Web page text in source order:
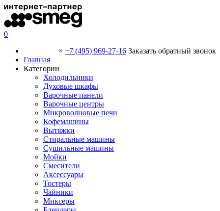
0
× +7 (495) 969-27-16 Заказать обратный звонок
Главная
Категории
Холодильники
Духовые шкафы
Варочные панели
Варочные центры
Микроволновые печи
Кофемашины
Вытяжки
Стиральные машины
Сушильные машины
Мойки
Смесители
Аксессуары
Тостеры
Чайники
Миксеры